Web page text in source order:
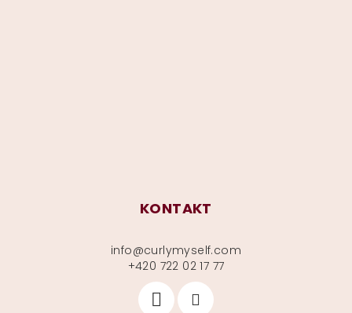
KONTAKT
info@curlymyself.com
+420 722 02 17 77